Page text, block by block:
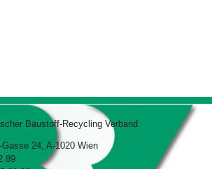
Baustoff-Recycling Verband
24, A-1020 Wien
89